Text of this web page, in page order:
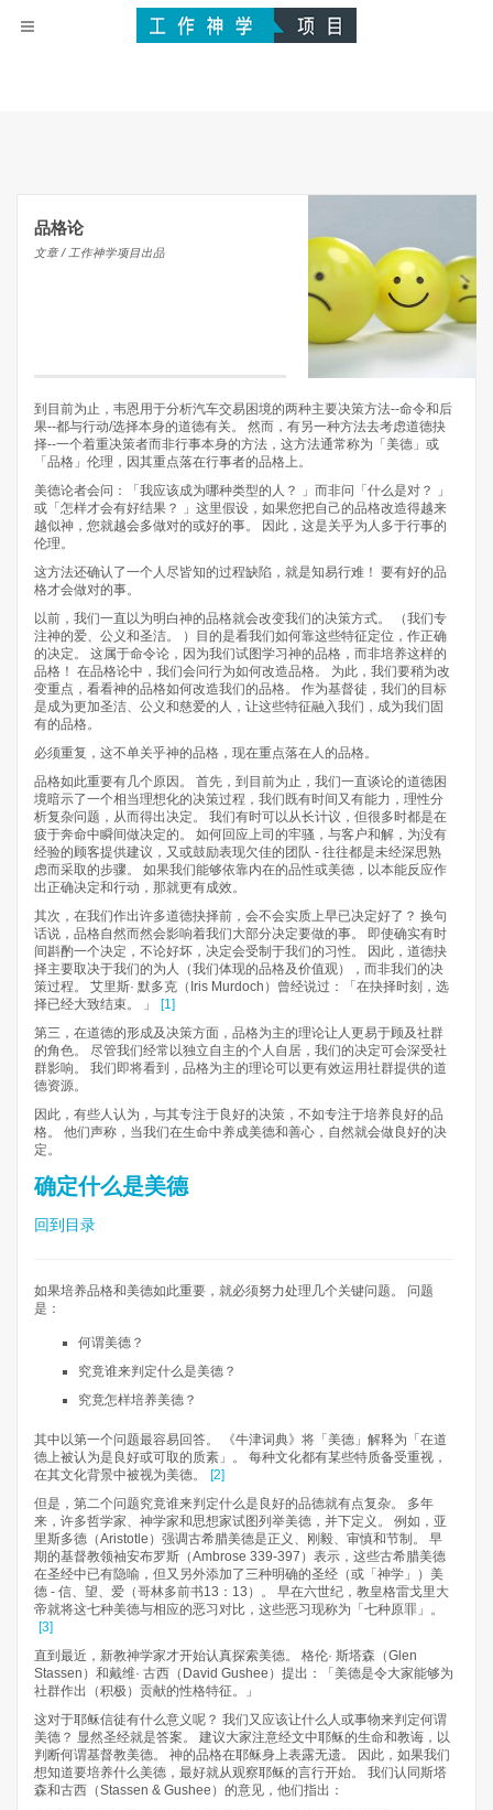
品格论
文章 / 工作神学项目出品
到目前为止，韦恩用于分析汽车交易困境的两种主要决策方法--命令和后
果--都与行动/选择本身的道德有关。 然而，有另一种方法去考虑道德抉
择--一个着重决策者而非行事本身的方法，这方法通常称为「美德」或
「品格」伦理，因其重点落在行事者的品格上。
美德论者会问：「我应该成为哪种类型的人？ 」而非问「什么是对？ 」
或「怎样才会有好结果？ 」这里假设，如果您把自己的品格改造得越来
越似神，您就越会多做对的或好的事。 因此，这是关乎为人多于行事的
伦理。
这方法还确认了一个人尽皆知的过程缺陷，就是知易行难！ 要有好的品
格才会做对的事。
以前，我们一直以为明白神的品格就会改变我们的决策方式。 （我们专
注神的爱、公义和圣洁。 ）目的是看我们如何靠这些特征定位，作正确
的决定。 这属于命令论，因为我们试图学习神的品格，而非培养这样的
品格！ 在品格论中，我们会问行为如何改造品格。 为此，我们要稍为改
变重点，看看神的品格如何改造我们的品格。 作为基督徒，我们的目标
是成为更加圣洁、公义和慈爱的人，让这些特征融入我们，成为我们固
有的品格。
必须重复，这不单关乎神的品格，现在重点落在人的品格。
品格如此重要有几个原因。 首先，到目前为止，我们一直谈论的道德困
境暗示了一个相当理想化的决策过程，我们既有时间又有能力，理性分
析复杂问题，从而得出决定。 我们有时可以从长计议，但很多时都是在
疲于奔命中瞬间做决定的。 如何回应上司的牢骚，与客户和解，为没有
经验的顾客提供建议，又或鼓励表现欠佳的团队 - 往往都是未经深思熟
虑而采取的步骤。 如果我们能够依靠内在的品性或美德，以本能反应作
出正确决定和行动，那就更有成效。
其次，在我们作出许多道德抉择前，会不会实质上早已决定好了？ 换句
话说，品格自然而然会影响着我们大部分决定要做的事。 即使确实有时
间斟酌一个决定，不论好坏，决定会受制于我们的习性。 因此，道德抉
择主要取决于我们的为人（我们体现的品格及价值观），而非我们的决
策过程。 艾里斯· 默多克（Iris Murdoch）曾经说过：「在抉择时刻，选
择已经大致结束。 」
[1]
第三，在道德的形成及决策方面，品格为主的理论让人更易于顾及社群
的角色。 尽管我们经常以独立自主的个人自居，我们的决定可会深受社
群影响。 我们即将看到，品格为主的理论可以更有效运用社群提供的道
德资源。
因此，有些人认为，与其专注于良好的决策，不如专注于培养良好的品
格。 他们声称，当我们在生命中养成美德和善心，自然就会做良好的决
定。
确定什么是美德
回到目录
如果培养品格和美德如此重要，就必须努力处理几个关键问题。 问题
是：
何谓美德？
究竟谁来判定什么是美德？
究竟怎样培养美德？
其中以第一个问题最容易回答。 《牛津词典》将「美德」解释为「在道
德上被认为是良好或可取的质素」。 每种文化都有某些特质备受重视，
在其文化背景中被视为美德。
[2]
但是，第二个问题究竟谁来判定什么是良好的品德就有点复杂。 多年
来，许多哲学家、神学家和思想家试图列举美德，并下定义。 例如，亚
里斯多德（Aristotle）强调古希腊美德是正义、刚毅、审慎和节制。 早
期的基督教领袖安布罗斯（Ambrose 339-397）表示，这些古希腊美德
在圣经中已有隐喻，但又另外添加了三种明确的圣经（或「神学」）美
德 - 信、望、爱（哥林多前书13：13）。 早在六世纪，教皇格雷戈里大
帝就将这七种美德与相应的恶习对比，这些恶习现称为「七种原罪」。
[3]
直到最近，新教神学家才开始认真探索美德。 格伦· 斯塔森（Glen
Stassen）和戴维· 古西（David Gushee）提出：「美德是令大家能够为
社群作出（积极）贡献的性格特征。」
这对于耶稣信徒有什么意义呢？ 我们又应该让什么人或事物来判定何谓
美德？ 显然圣经就是答案。 建议大家注意经文中耶稣的生命和教诲，以
判断何谓基督教美德。 神的品格在耶稣身上表露无遗。 因此，如果我们
想知道要培养什么美德，最好就从观察耶稣的言行开始。 我们认同斯塔
森和古西（Stassen & Gushee）的意见，他们指出：